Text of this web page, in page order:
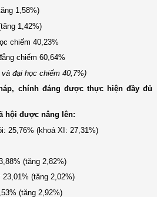
1,58%)
1,42%)
chiếm 40,23%
chiếm 60,64%
đại học chiếm 40,7%)
chính đáng đ­ược thực hiện đầy đủ
hội đ­ược nâng lên:
25,76% (khoá XI: 27,31%)
(tăng 2,82%)
23,01% (tăng 2,02%)
(tăng 2,92%)